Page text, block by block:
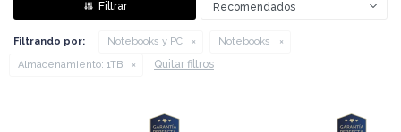
Recomendados
Filtrando por: Notebooks y PC
Notebooks
Almacenamiento: 1TB Quitar filtros